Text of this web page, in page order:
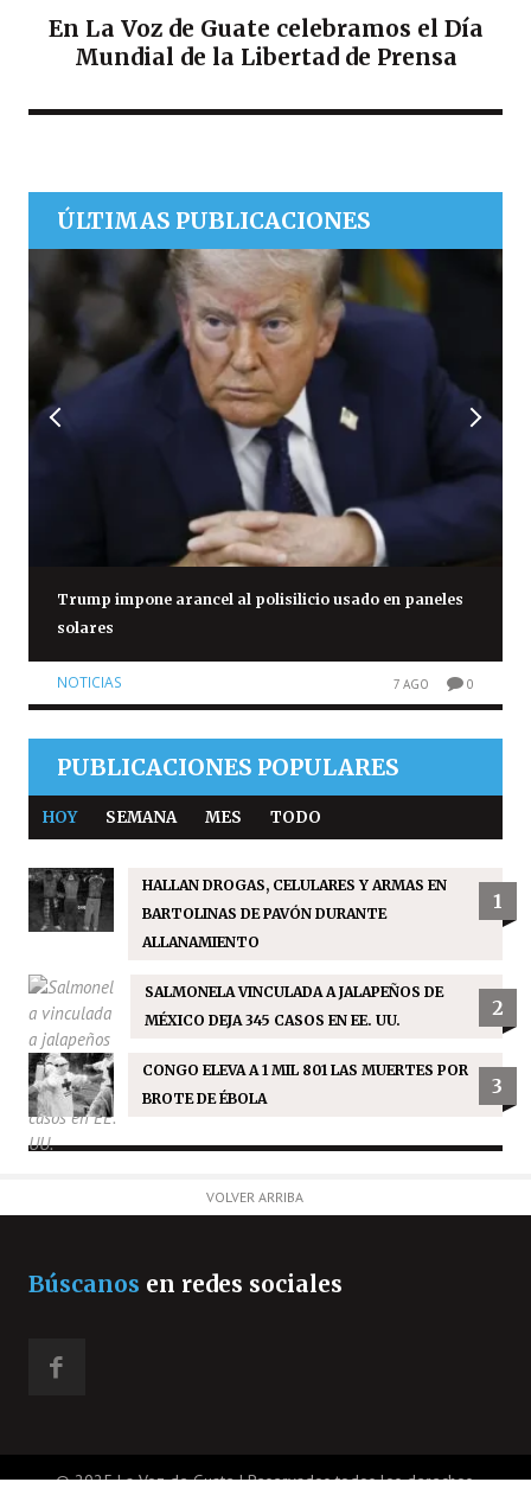
En La Voz de Guate celebramos el Día
Mundial de la Libertad de Prensa
ÚLTIMAS PUBLICACIONES
Trump impone arancel al polisilicio usado en paneles
solares
NOTICIAS 7 AGO 0
PUBLICACIONES POPULARES
HOY SEMANA MES TODO
HALLAN DROGAS, CELULARES Y ARMAS EN
BARTOLINAS DE PAVÓN DURANTE
ALLANAMIENTO
1
SALMONELA VINCULADA A JALAPEÑOS DE
MÉXICO DEJA 345 CASOS EN EE. UU.
2
CONGO ELEVA A 1 MIL 801 LAS MUERTES POR
BROTE DE ÉBOLA
3
VOLVER ARRIBA
Búscanos en redes sociales
© 2025 La Voz de Guate | Reservados todos los derechos.